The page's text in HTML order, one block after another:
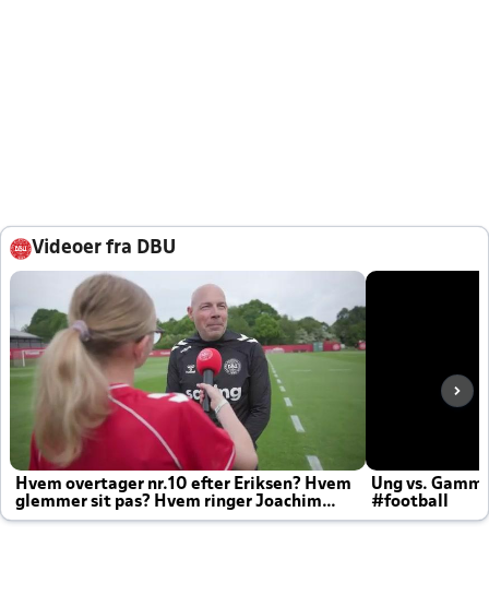
Videoer fra DBU
Hvem overtager nr.10 efter Eriksen? Hvem
glemmer sit pas? Hvem ringer Joachim
altid til efter kampe?
Ung vs.
#football